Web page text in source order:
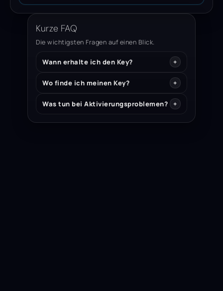
Kurze FAQ
Die wichtigsten Fragen auf einen Blick.
Wann erhalte ich den Key?
Wo finde ich meinen Key?
Was tun bei Aktivierungsproblemen?